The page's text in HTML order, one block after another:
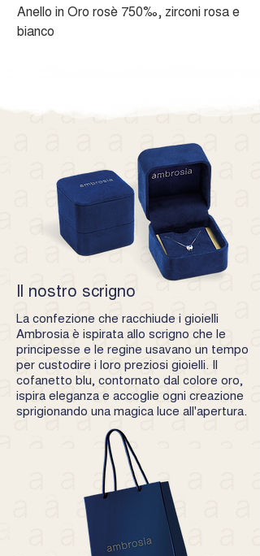
Anello in Oro rosè 750‰, zirconi rosa e
bianco
Il nostro scrigno
La confezione che racchiude i gioielli
Ambrosia è ispirata allo scrigno che le
principesse e le regine usavano un tempo
per custodire i loro preziosi gioielli. Il
cofanetto blu, contornato dal colore oro,
ispira eleganza e accoglie ogni creazione
sprigionando una magica luce all'apertura.